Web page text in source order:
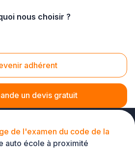
nous choisir ?
adhérent
un devis gratuit
de l'examen du code de
de l'examen du code de la
auto école à proximité